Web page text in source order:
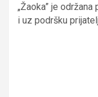
„Žaoka” je
i uz podršku